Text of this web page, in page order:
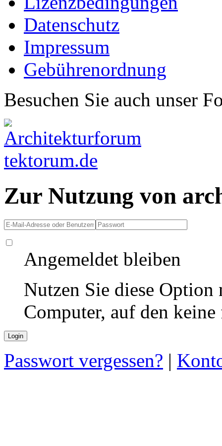
Datenschutz
Impressum
Gebührenordnung
Besuchen Sie auch unser
Zur Nutzung von
Angemeldet bleiben
Nutzen Sie diese
Computer, auf den
Passwort vergessen? |